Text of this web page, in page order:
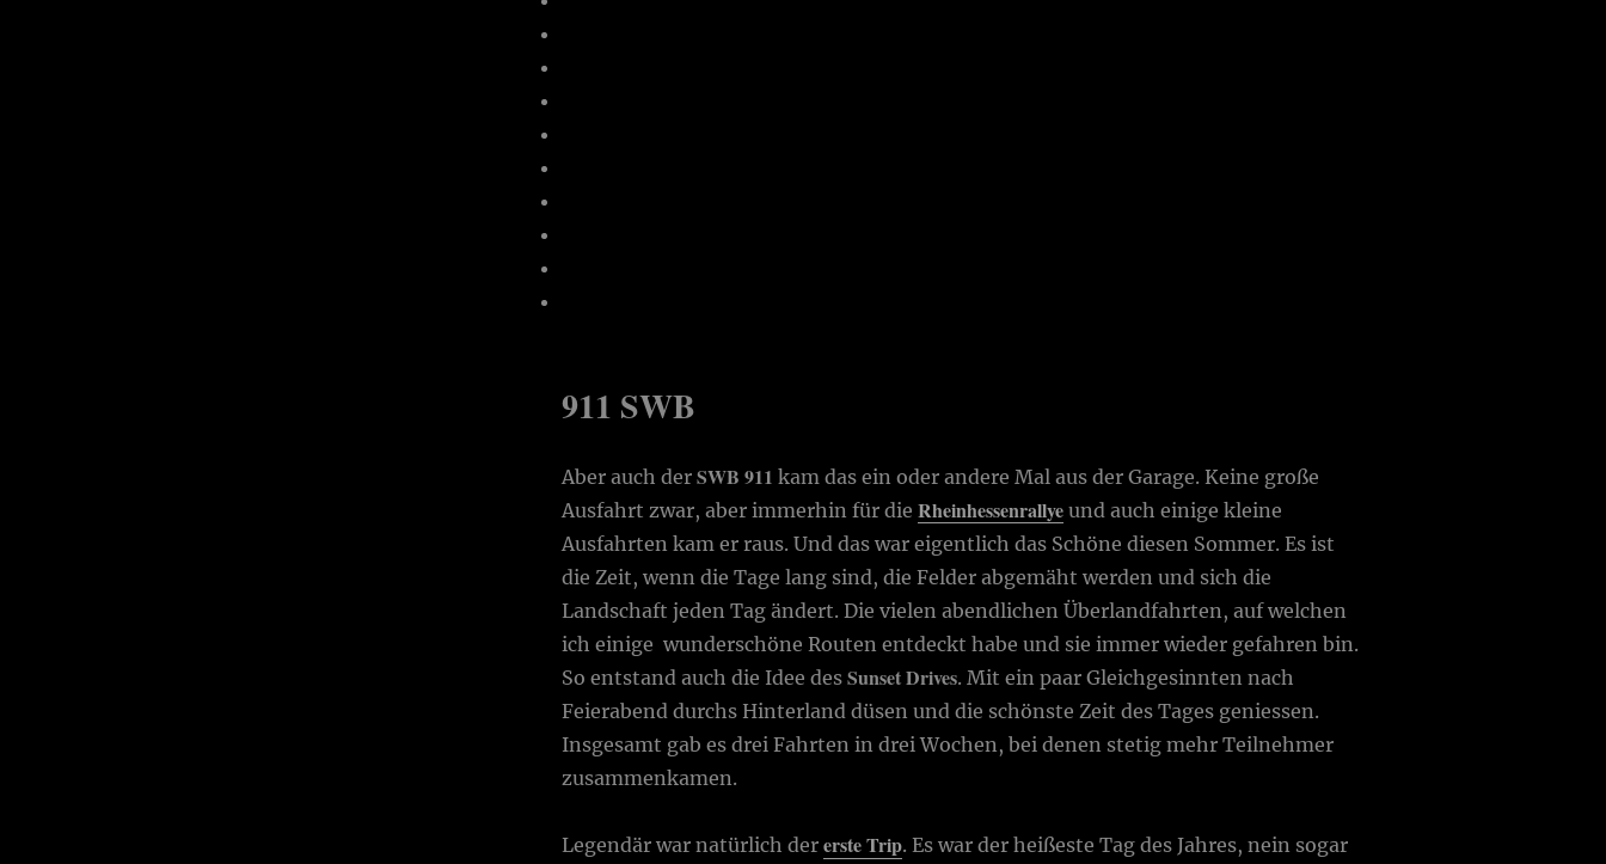
911 SWB
Aber auch derSWB 911 kam das ein oder andere Mal aus der Garage. Keine große
Ausfahrt zwar, aber immerhin für dieRheinhessenrallye und auch einige kleine
Ausfahrten kam er raus. Und das war eigentlich das Schöne diesen Sommer. Es ist
die Zeit, wenn die Tage lang sind, die Felder abgemäht werden und sich die
Landschaft jeden Tag ändert. Die vielen abendlichen Überlandfahrten, auf welchen
ich einige wunderschöne Routen entdeckt habe und sie immer wieder gefahren bin.
So entstand auch die Idee desSunset Drives. Mit ein paar Gleichgesinnten nach
Feierabend durchs Hinterland düsen und die schönste Zeit des Tages geniessen.
Insgesamt gab es drei Fahrten in drei Wochen, bei denen stetig mehr Teilnehmer
zusammenkamen.
Legendär war natürlich dererste Trip. Es war der heißeste Tag des Jahres, nein sogar